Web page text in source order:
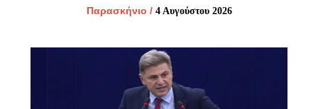
Παρασκήνιο / 4 Αυγούστου 2026